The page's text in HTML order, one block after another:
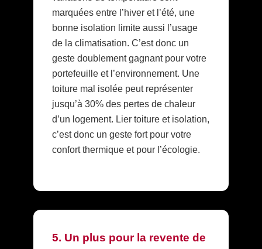
marquées entre l’hiver et l’été, une
bonne isolation limite aussi l’usage
de la climatisation. C’est donc un
geste doublement gagnant pour votre
portefeuille et l’environnement. Une
toiture mal isolée peut représenter
jusqu’à 30% des pertes de chaleur
d’un logement. Lier toiture et isolation,
c’est donc un geste fort pour votre
confort thermique et pour l’écologie.
5. Un plus pour la revente de